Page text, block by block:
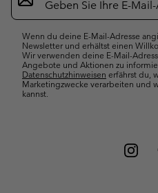
Wenn du deine E-Mail-Adresse
Newsletter und erhältst einen
Wir verwenden deine E-Mail-
Angebote und Aktionen zu
Datenschutzhinweisen erfährst du,
Marketingzwecke verarbeiten und
kannst.